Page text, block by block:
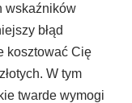
wskaźników
błąd
kosztować Cię
W tym
twarde wymogi